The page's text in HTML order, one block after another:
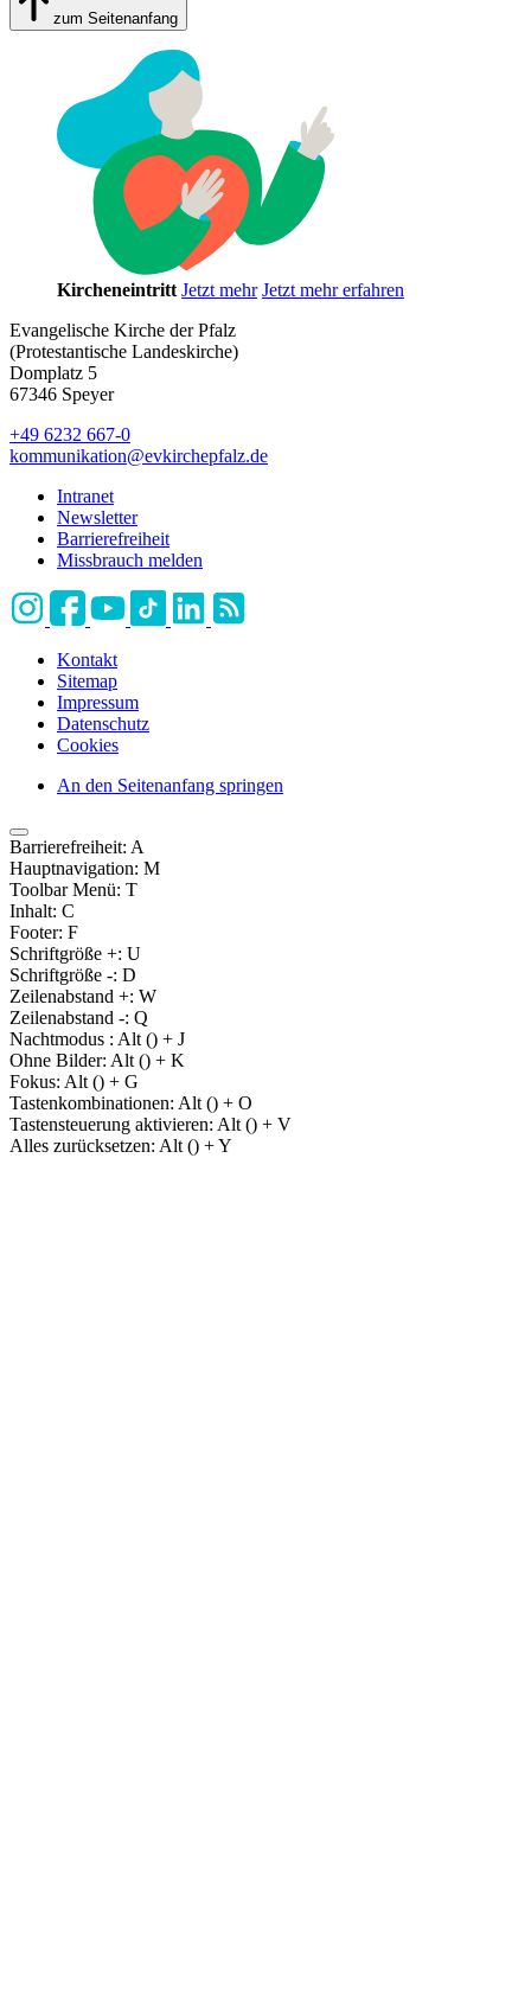
zum Seitenanfang
Kircheneintritt Jetzt mehr Jetzt mehr erfahren
Evangelische Kirche der Pfalz
(Protestantische Landeskirche)
Domplatz 5
67346 Speyer
+49 6232 667-0
kommunikation@evkirchepfalz.de
Intranet
Newsletter
Barrierefreiheit
Missbrauch melden
Kontakt
Sitemap
Impressum
Datenschutz
Cookies
An den Seitenanfang springen
Barrierefreiheit: A
Hauptnavigation: M
Toolbar Menü: T
Inhalt: C
Footer: F
Schriftgröße +: U
Schriftgröße -: D
Zeilenabstand +: W
Zeilenabstand -: Q
Nachtmodus : Alt () + J
Ohne Bilder: Alt () + K
Fokus: Alt () + G
Tastenkombinationen: Alt () + O
Tastensteuerung aktivieren: Alt () + V
Alles zurücksetzen: Alt () + Y